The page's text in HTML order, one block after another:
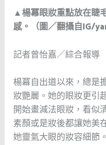
▲楊冪眼妝重點放在睫
感。（圖／翻攝自IG/
記者曾怡嘉／綜合報導
楊冪自出道以來，總是
妝艷麗。她的眼妝更引
開始畫減法眼妝，看似
素顏或是妝後都讓她美
她靈氣大眼的妝容細節。